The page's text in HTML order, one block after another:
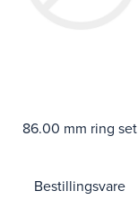
86.00 mm ring set
Bestillingsvare